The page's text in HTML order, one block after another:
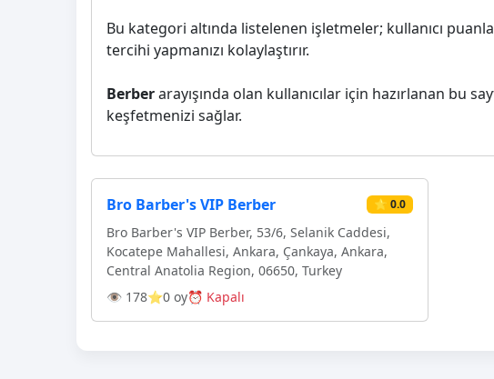
Bu kategori altında listelenen işletmeler; kullanıcı
tercihi yapmanızı kolaylaştırır.
Berberarayışında olan kullanıcılar için hazırlanan bu
keşfetmenizi sağlar.
Bro Barber's VIP Berber ⭐ 0.0
Bro Barber's VIP Berber, 53/6, Selanik Caddesi,
Kocatepe Mahallesi, Ankara, Çankaya, Ankara,
Central Anatolia Region, 06650, Turkey
👁 178⭐0 oy⏰ Kapalı